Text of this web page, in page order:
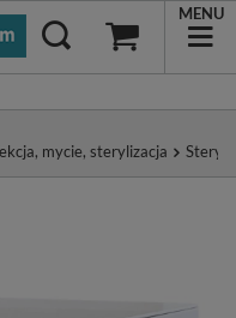
MENU
mycie, sterylizacja